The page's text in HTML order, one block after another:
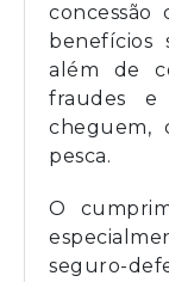
benefícios
além de
fraudes e
cheguem,
pesca.
O
seguro-